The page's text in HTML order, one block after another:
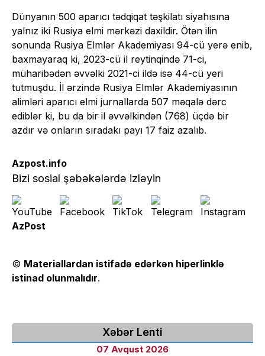
Dünyanın 500 aparıcı tədqiqat təşkilatı siyahısına
yalnız iki Rusiya elmi mərkəzi daxildir. Ötən ilin
sonunda Rusiya Elmlər Akademiyası 94-cü yerə enib,
baxmayaraq ki, 2023-cü il reytinqində 71-ci,
müharibədən əvvəlki 2021-ci ildə isə 44-cü yeri
tutmuşdu. İl ərzində Rusiya Elmlər Akademiyasının
alimləri aparıcı elmi jurnallarda 507 məqalə dərc
ediblər ki, bu da bir il əvvəlkindən (768) üçdə bir
azdır və onların sıradakı payı 17 faiz azalıb.
Azpost.info
Bizi sosial şəbəkələrdə izləyin
AzPost
© Materiallardan istifadə edərkən hiperlinklə
istinad olunmalıdır.
Xəbər Lenti
07 Avqust 2026